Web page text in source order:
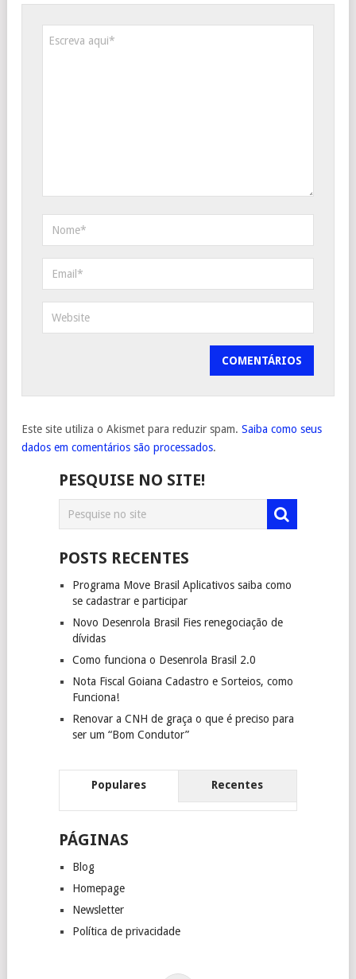
Este site utiliza o Akismet para reduzir spam. Saiba como seus
dados em comentários são processados.
PESQUISE NO SITE!
POSTS RECENTES
Programa Move Brasil Aplicativos saiba como
se cadastrar e participar
Novo Desenrola Brasil Fies renegociação de
dívidas
Como funciona o Desenrola Brasil 2.0
Nota Fiscal Goiana Cadastro e Sorteios, como
Funciona!
Renovar a CNH de graça o que é preciso para
ser um “Bom Condutor”
Populares Recentes
PÁGINAS
Blog
Homepage
Newsletter
Política de privacidade